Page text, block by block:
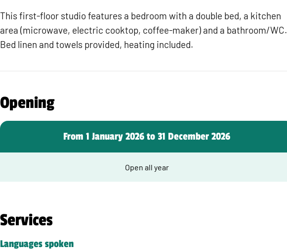
This first-floor studio features a bedroom with a double bed, a kitchen
area (microwave, electric cooktop, coffee-maker) and a bathroom/WC.
Bed linen and towels provided, heating included.
Opening
From 1 January 2026 to 31 December 2026
Open all year
Services
Languages spoken